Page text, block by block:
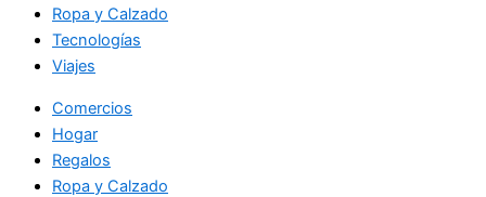
Ropa y Calzado
Tecnologías
Viajes
Comercios
Hogar
Regalos
Ropa y Calzado